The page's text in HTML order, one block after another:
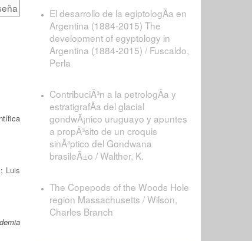
; Luis
El desarrollo de la egiptologÃ­a en
Argentina (1884-2015) The
development of egyptology in
Argentina (1884-2015) / Fuscaldo,
Perla
ContribuciÃ³n a la petrologÃ­a y
estratigrafÃ­a del glacial
gondwÃ¡nico uruguayo y apuntes
a propÃ³sito de un croquis
sinÃ³ptico del Gondwana
brasileÃ±o / Walther, K.
The Copepods of the Woods Hole
region Massachusetts / Wilson,
Charles Branch